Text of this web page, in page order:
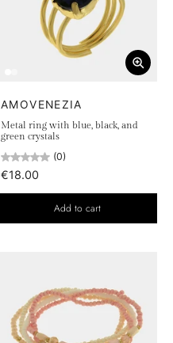
AMOVENEZIA
Metal ring with blue, black, and
green crystals
(0)
€18.00
Add to cart